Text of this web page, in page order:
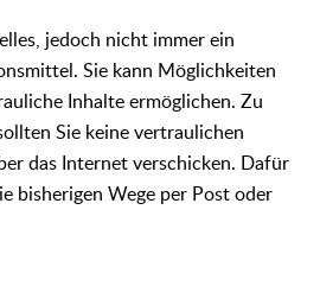
jedoch nicht immer ein
Sie kann Möglichkeiten
Inhalte ermöglichen. Zu
Sie keine vertraulichen
das Internet verschicken. Dafür
bisherigen Wege per Post oder